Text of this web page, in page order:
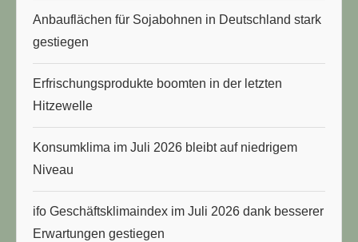
Anbauflächen für Sojabohnen in Deutschland stark
gestiegen
Erfrischungsprodukte boomten in der letzten
Hitzewelle
Konsumklima im Juli 2026 bleibt auf niedrigem
Niveau
ifo Geschäftsklimaindex im Juli 2026 dank besserer
Erwartungen gestiegen